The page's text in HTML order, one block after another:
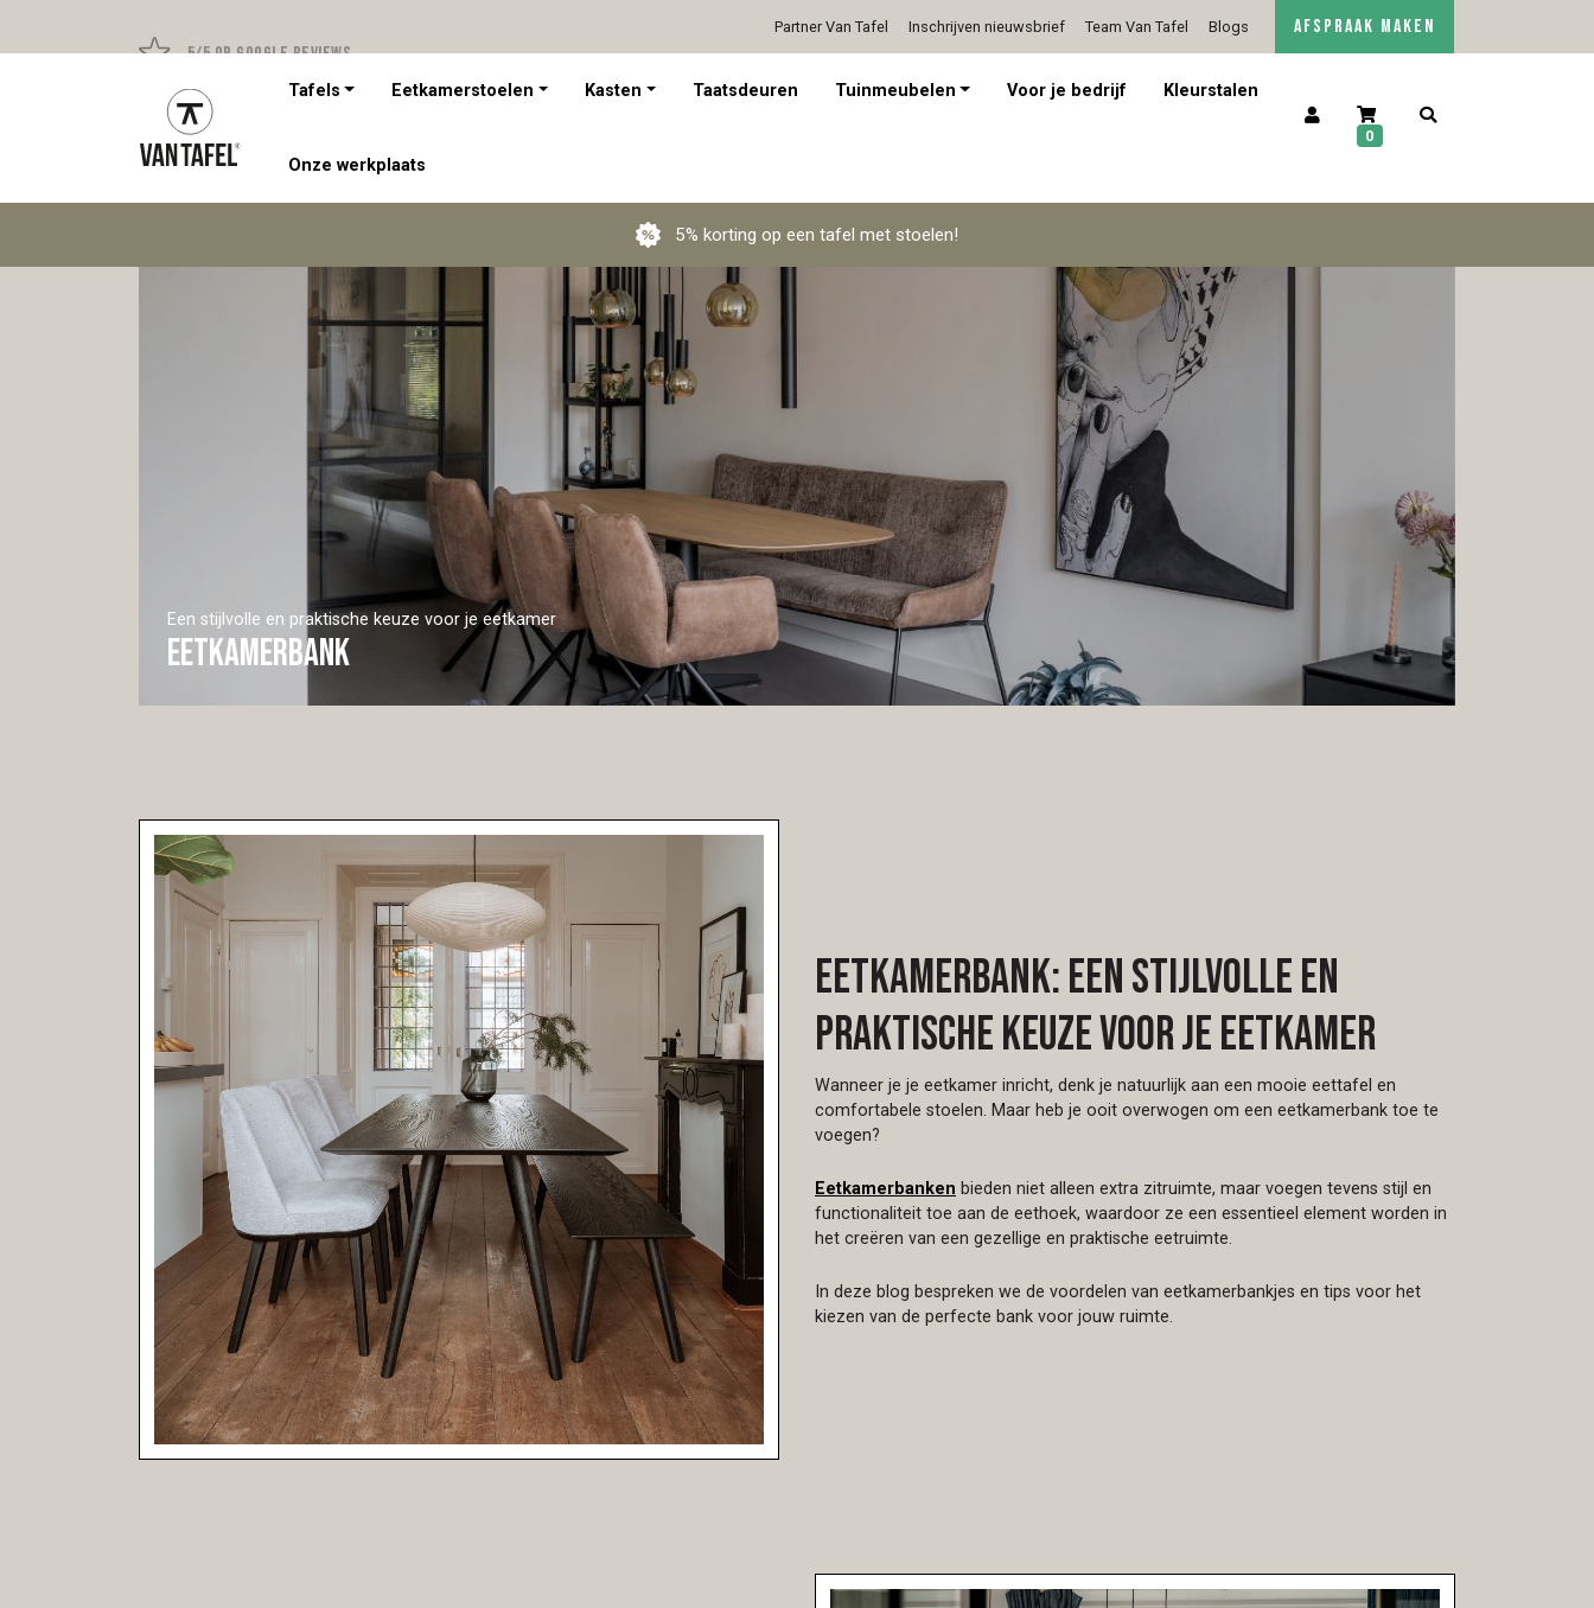
5/5 op Google Reviews Persoonlijk advies op afspraak 5/5 op Google Reviews
Partner Van Tafel Inschrijven nieuwsbrief Team Van Tafel Blogs
Contact
AFSPRAAK MAKEN
Tafels Eetkamerstoelen Kasten Taatsdeuren Tuinmeubelen Voor je bedrijf Kleurstalen
Onze werkplaats
0
5% korting op een tafel met stoelen!
Een stijlvolle en praktische keuze voor je eetkamer
Eetkamerbank
Eetkamerbank: een stijlvolle en
praktische keuze voor je eetkamer
Wanneer je je eetkamer inricht, denk je natuurlijk aan een mooie eettafel en
comfortabele stoelen. Maar heb je ooit overwogen om een eetkamerbank toe te
voegen?
Eetkamerbanken bieden niet alleen extra zitruimte, maar voegen tevens stijl en
functionaliteit toe aan de eethoek, waardoor ze een essentieel element worden in
het creëren van een gezellige en praktische eetruimte.
In deze blog bespreken we de voordelen van eetkamerbankjes en tips voor het
kiezen van de perfecte bank voor jouw ruimte.